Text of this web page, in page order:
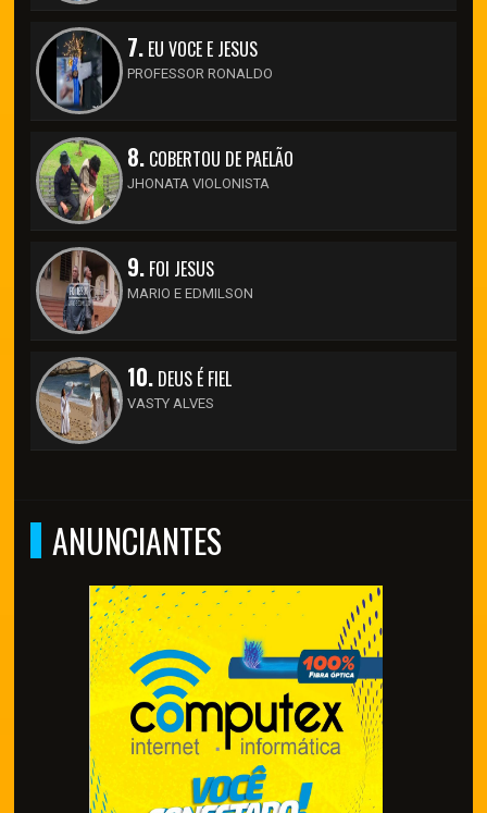
7. EU VOCE E JESUS
PROFESSOR RONALDO
8. COBERTOU DE PAELÃO
JHONATA VIOLONISTA
9. FOI JESUS
MARIO E EDMILSON
10. DEUS É FIEL
VASTY ALVES
ANUNCIANTES